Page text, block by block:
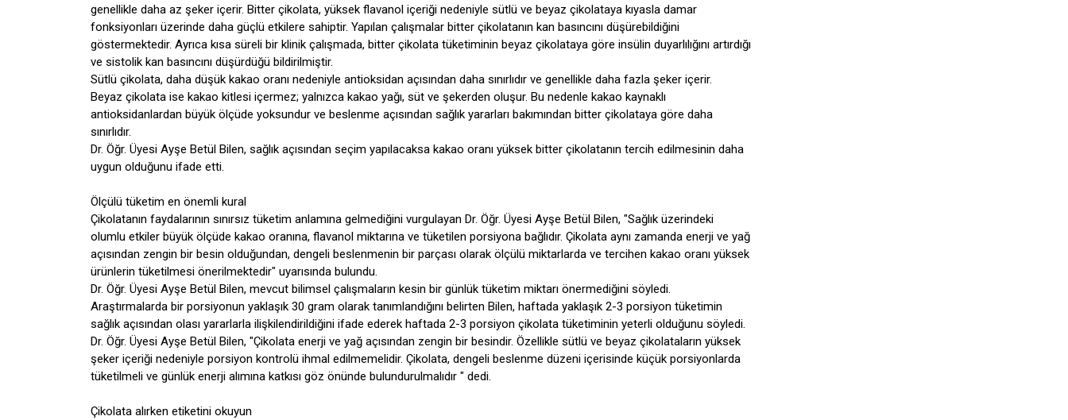
genellikle daha az şeker içerir. Bitter çikolata, yüksek flavanol içeriği nedeniyle sütlü ve beyaz çikolataya kıyasla damar
fonksiyonları üzerinde daha güçlü etkilere sahiptir. Yapılan çalışmalar bitter çikolatanın kan basıncını düşürebildiğini
göstermektedir. Ayrıca kısa süreli bir klinik çalışmada, bitter çikolata tüketiminin beyaz çikolataya göre insülin duyarlılığını artırdığı
ve sistolik kan basıncını düşürdüğü bildirilmiştir.
Sütlü çikolata, daha düşük kakao oranı nedeniyle antioksidan açısından daha sınırlıdır ve genellikle daha fazla şeker içerir.
Beyaz çikolata ise kakao kitlesi içermez; yalnızca kakao yağı, süt ve şekerden oluşur. Bu nedenle kakao kaynaklı
antioksidanlardan büyük ölçüde yoksundur ve beslenme açısından sağlık yararları bakımından bitter çikolataya göre daha
sınırlıdır.
Dr. Öğr. Üyesi Ayşe Betül Bilen, sağlık açısından seçim yapılacaksa kakao oranı yüksek bitter çikolatanın tercih edilmesinin daha
uygun olduğunu ifade etti.
Ölçülü tüketim en önemli kural
Çikolatanın faydalarının sınırsız tüketim anlamına gelmediğini vurgulayan Dr. Öğr. Üyesi Ayşe Betül Bilen, "Sağlık üzerindeki
olumlu etkiler büyük ölçüde kakao oranına, flavanol miktarına ve tüketilen porsiyona bağlıdır. Çikolata aynı zamanda enerji ve yağ
açısından zengin bir besin olduğundan, dengeli beslenmenin bir parçası olarak ölçülü miktarlarda ve tercihen kakao oranı yüksek
ürünlerin tüketilmesi önerilmektedir" uyarısında bulundu.
Dr. Öğr. Üyesi Ayşe Betül Bilen, mevcut bilimsel çalışmaların kesin bir günlük tüketim miktarı önermediğini söyledi.
Araştırmalarda bir porsiyonun yaklaşık 30 gram olarak tanımlandığını belirten Bilen, haftada yaklaşık 2-3 porsiyon tüketimin
sağlık açısından olası yararlarla ilişkilendirildiğini ifade ederek haftada 2-3 porsiyon çikolata tüketiminin yeterli olduğunu söyledi.
Dr. Öğr. Üyesi Ayşe Betül Bilen, "Çikolata enerji ve yağ açısından zengin bir besindir. Özellikle sütlü ve beyaz çikolataların yüksek
şeker içeriği nedeniyle porsiyon kontrolü ihmal edilmemelidir. Çikolata, dengeli beslenme düzeni içerisinde küçük porsiyonlarda
tüketilmeli ve günlük enerji alımına katkısı göz önünde bulundurulmalıdır " dedi.
Çikolata alırken etiketini okuyun